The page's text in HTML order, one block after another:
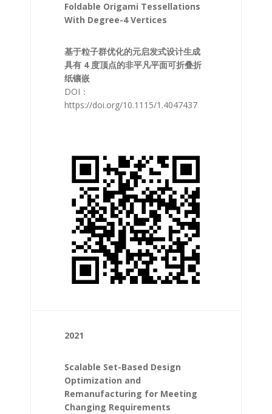
Foldable Origami Tessellations
With Degree-4 Vertices
基于粒子群优化的元启发式设计生成
具有 4 度顶点的非平凡平面可折叠折
纸镶嵌
DOI：
https://doi.org/10.1115/1.4047437
2021
Scalable Set-Based Design
Optimization and
Remanufacturing for Meeting
Changing Requirements